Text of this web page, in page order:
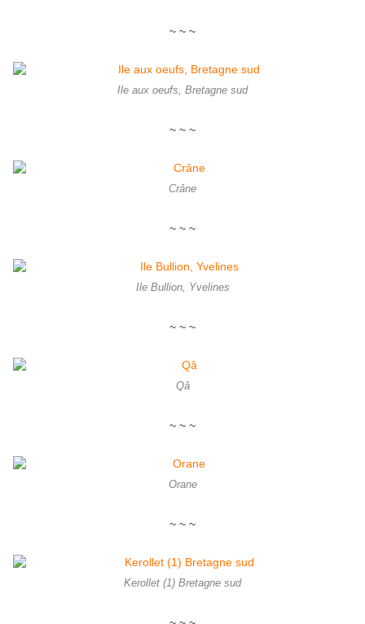
~ ~ ~
Ile aux oeufs, Bretagne sud
~ ~ ~
Crâne
~ ~ ~
Ile Bullion, Yvelines
~ ~ ~
Qâ
~ ~ ~
Orane
~ ~ ~
Kerollet (1) Bretagne sud